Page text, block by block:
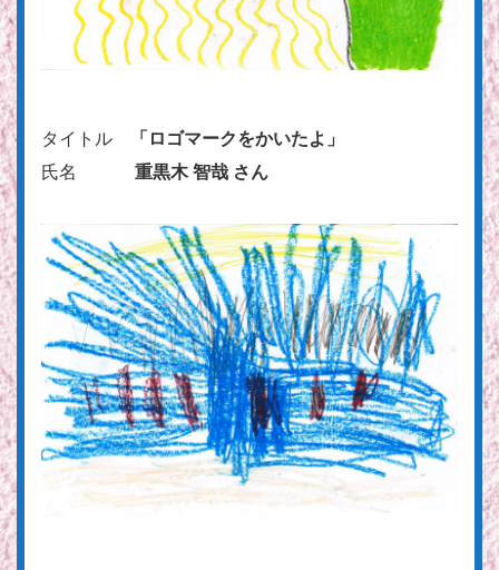
タイトル
「ロゴマークをかいたよ」
氏名 重黒木 智哉 さん